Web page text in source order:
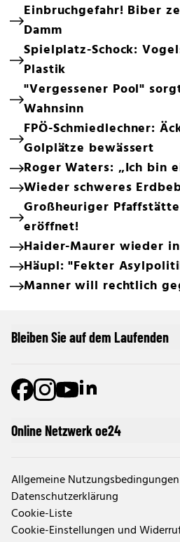
Einbruchgefahr! Biber
Damm
Spielplatz-Schock:
Plastik
"Vergessener Pool"
Wahnsinn
FPÖ-Schmiedlechner:
Golplätze bewässert
Roger Waters: „Ich bin
Wieder schweres
Großheuriger
eröffnet!
Haider-Maurer wieder
Häupl: "Fekter
Manner will rechtlich
Online Netzwerk oe24
Allgemeine Nutzungsbedingungen
Datenschutzerklärung
Cookie-Liste
Cookie-Einstellungen und
Bleiben Sie auf dem Laufenden